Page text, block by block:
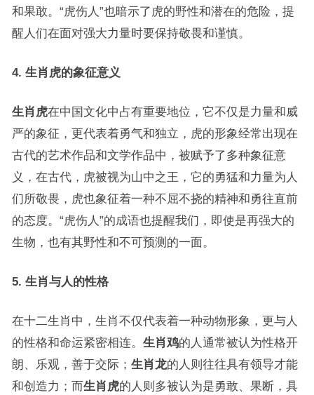
和果敢。“虎伤人”也暗示了虎的野性和潜在的危险，提
醒人们在面对强大力量时要保持敬畏和谨慎。
4. 生肖虎的象征意义
生肖虎在中国文化中占有重要地位，它不仅是力量和威
严的象征，更代表着勇气和独立，虎的形象经常出现在
古代的艺术作品和文学作品中，被赋予了多种象征意
义，在古代，虎被视为山中之王，它的勇猛和力量为人
们所敬畏，虎也象征着一种不屈不挠的精神和勇往直前
的态度。“虎伤人”的成语也提醒我们，即使是再强大的
生物，也有其野性和不可预测的一面。
5. 生肖与人的性格
在十二生肖中，生肖不仅代表着一种动物形象，更与人
的性格和命运紧密相连。 生肖鸡的人通常被认为性格开
朗、乐观，善于交际； 生肖龙的人则往往具有领导才能
和创造力；而生肖虎的人则多被认为是勇敢、果断，具